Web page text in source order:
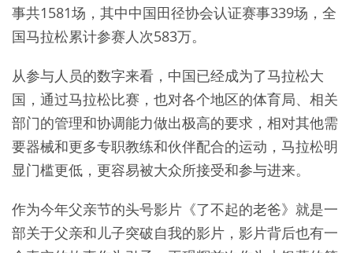
事共1581场，其中中国田径协会认证赛事339场，全
国马拉松累计参赛人次583万。
从参与人员的数字来看，中国已经成为了马拉松大
国，通过马拉松比赛，也对各个地区的体育局、相关
部门的管理和协调能力做出极高的要求，相对其他需
要器械和更多专职教练和伙伴配合的运动，马拉松明
显门槛更低，更容易被大众所接受和参与进来。
作为今年父亲节的头号影片《了不起的老爸》就是一
部关于父亲和儿子突破自我的影片，影片背后也有一